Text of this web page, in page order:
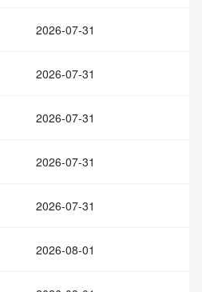
2026-07-31
2026-07-31
2026-07-31
2026-07-31
2026-07-31
2026-08-01